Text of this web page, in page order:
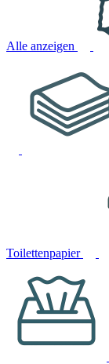
Alle anzeigen
Toilettenpapier